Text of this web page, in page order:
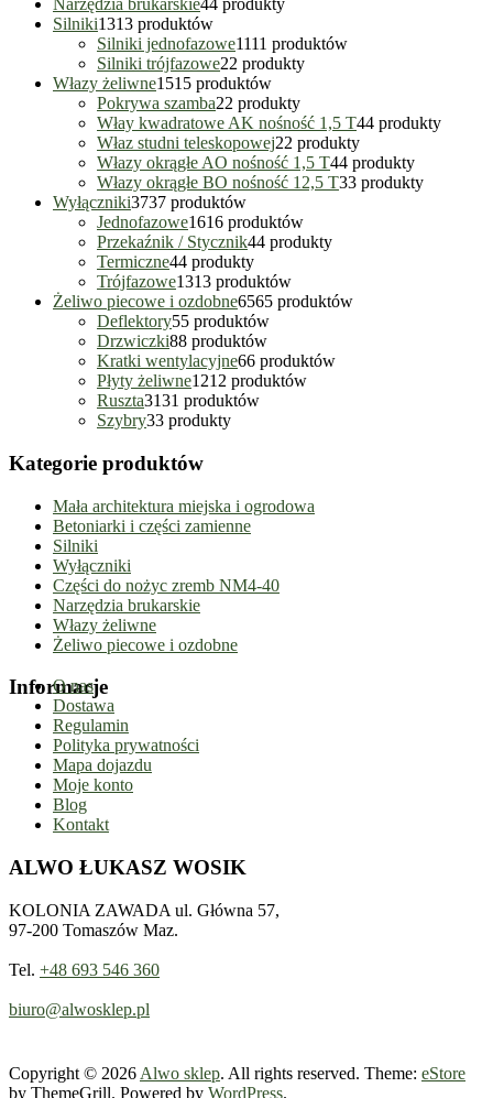
Narzędzia brukarskie44 produkty
Silniki1313 produktów
Silniki jednofazowe1111 produktów
Silniki trójfazowe22 produkty
Włazy żeliwne1515 produktów
Pokrywa szamba22 produkty
Włay kwadratowe AK nośność 1,5 T44 produkty
Właz studni teleskopowej22 produkty
Włazy okrągłe AO nośność 1,5 T44 produkty
Włazy okrągłe BO nośność 12,5 T33 produkty
Wyłączniki3737 produktów
Jednofazowe1616 produktów
Przekaźnik / Stycznik44 produkty
Termiczne44 produkty
Trójfazowe1313 produktów
Żeliwo piecowe i ozdobne6565 produktów
Deflektory55 produktów
Drzwiczki88 produktów
Kratki wentylacyjne66 produktów
Płyty żeliwne1212 produktów
Ruszta3131 produktów
Szybry33 produkty
Kategorie produktów
Mała architektura miejska i ogrodowa
Betoniarki i części zamienne
Silniki
Wyłączniki
Części do nożyc zremb NM4-40
Narzędzia brukarskie
Włazy żeliwne
Żeliwo piecowe i ozdobne
Informacje
O nas
Dostawa
Regulamin
Polityka prywatności
Mapa dojazdu
Moje konto
Blog
Kontakt
ALWO ŁUKASZ WOSIK
KOLONIA ZAWADA ul. Główna 57,
97-200 Tomaszów Maz.
Tel. +48 693 546 360
biuro@alwosklep.pl
Copyright © 2026 Alwo sklep. All rights reserved. Theme: eStore
by ThemeGrill. Powered by WordPress.